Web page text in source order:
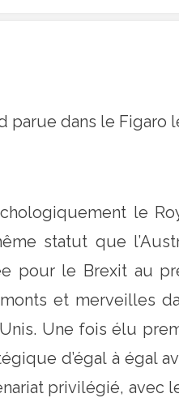
parue dans le Figaro
le
statut que
pour le Brexit au
et merveilles
Une fois élu
d’égal à égal
privilégié,